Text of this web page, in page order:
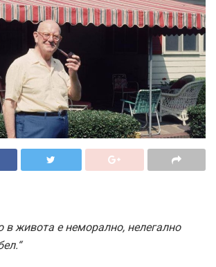
в живота е неморално, нелегално